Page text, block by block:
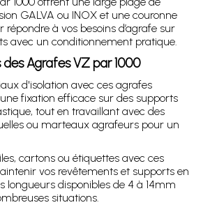
GALVA ou INOX et une couronne
répondre à vos besoins d’agrafe sur
avec un conditionnement pratique.
Agrafes VZ par 1000
d'isolation avec ces agrafes
fixation efficace sur des supports
tout en travaillant avec des
ou marteaux agrafeurs pour un
cartons ou étiquettes avec ces
vos revêtements et supports en
longueurs disponibles de 4 à 14mm
situations.